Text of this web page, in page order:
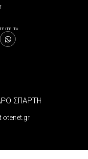
ΤΟ
ΣΠΑΡΤΗ
otenet.gr